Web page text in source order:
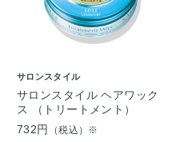
サロンスタイル
サロンスタイル ヘアワック
ス （トリートメント）
732円
（税込）※